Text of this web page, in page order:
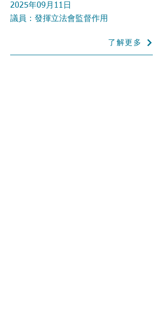
2025年09月11日
議員：發揮立法會監督作用
了解更多